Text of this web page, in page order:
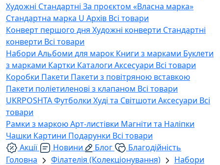
Художні Стандартні За проєктом «Власна марка»
Стандартна марка U Архів Всі товари
Конверт першого дня Художні конверти Стандартні
конверти Всі товари
Набори Альбоми для марок Книги з марками Буклети
з марками Картки Каталоги Аксесуари Всі товари
Коробки Пакети Пакети з повітряною вставкою
Пакети поліетиленові з клапаном Всі товари
UKRPOSHTAФутболки Худі та Світшоти Аксесуари Всі
товари
Рамки з маркоюАрт-листівки Магніти та Наліпки
Чашки Картини Подарунки Всі товари
Акції
Новини Блог
Благодійність
Головна
Філателія (Колекціонування)
Набори